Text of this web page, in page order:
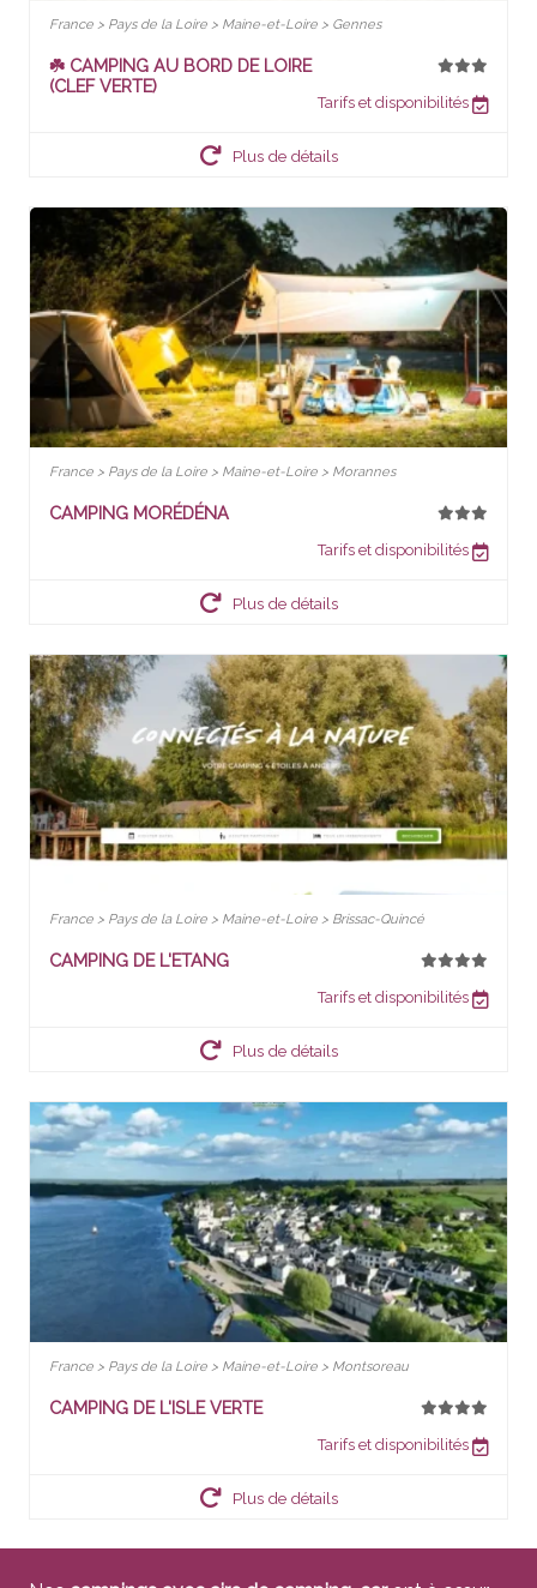
France > Pays de la Loire > Maine-et-Loire > Gennes
☘️ CAMPING AU BORD DE LOIRE
(CLEF VERTE)
Tarifs et disponibilités
Plus de détails
France > Pays de la Loire > Maine-et-Loire > Morannes
CAMPING MORÉDÉNA
Tarifs et disponibilités
Plus de détails
France > Pays de la Loire > Maine-et-Loire > Brissac-Quincé
CAMPING DE L'ETANG
Tarifs et disponibilités
Plus de détails
France > Pays de la Loire > Maine-et-Loire > Montsoreau
CAMPING DE L'ISLE VERTE
Tarifs et disponibilités
Plus de détails